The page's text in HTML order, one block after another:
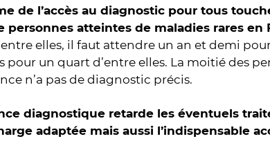
de l’accès au diagnostic pour tous
personnes atteintes de maladies rares en
elles, il faut attendre un an et demi
pour un quart d’entre elles. La moitié des
n’a pas de diagnostic précis.
diagnostique retarde les éventuels
adaptée mais aussi l’indispensable